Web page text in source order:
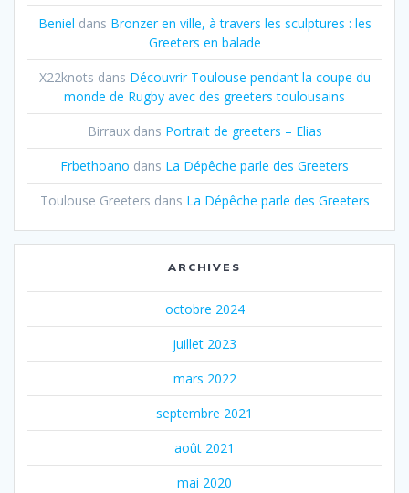
Beniel dans Bronzer en ville, à travers les sculptures : les
Greeters en balade
X22knots dans Découvrir Toulouse pendant la coupe du
monde de Rugby avec des greeters toulousains
Birrauxdans Portrait de greeters – Elias
Frbethoano dans La Dépêche parle des Greeters
Toulouse Greeters dans La Dépêche parle des Greeters
ARCHIVES
octobre 2024
juillet 2023
mars 2022
septembre 2021
août 2021
mai 2020